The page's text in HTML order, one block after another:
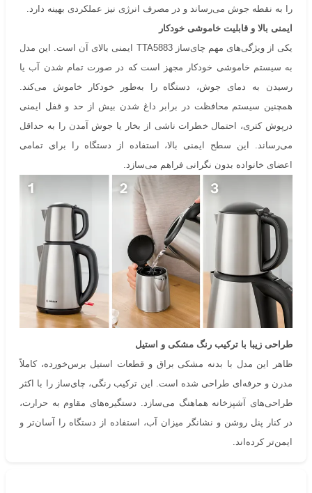
را به نقطه جوش می‌رساند و در مصرف انرژی نیز عملکردی بهینه دارد.
ایمنی بالا و قابلیت خاموشی خودکار
یکی از ویژگی‌های مهم چای‌ساز TTA5883 ایمنی بالای آن است. این مدل
به سیستم خاموشی خودکار مجهز است که در صورت تمام شدن آب یا
رسیدن به دمای جوش، دستگاه را به‌طور خودکار خاموش می‌کند.
همچنین سیستم محافظت در برابر داغ شدن بیش از حد و قفل ایمنی
درپوش کتری، احتمال خطرات ناشی از بخار یا جوش آمدن را به حداقل
می‌رساند. این سطح ایمنی بالا، استفاده از دستگاه را برای تمامی
اعضای خانواده بدون نگرانی فراهم می‌سازد.
طراحی زیبا با ترکیب رنگ مشکی و استیل
ظاهر این مدل با بدنه مشکی براق و قطعات استیل برس‌خورده، کاملاً
مدرن و حرفه‌ای طراحی شده است. این ترکیب رنگی، چای‌ساز را با اکثر
طراحی‌های آشپزخانه هماهنگ می‌سازد. دستگیره‌های مقاوم به حرارت،
در کنار پنل روشن و نشانگر میزان آب، استفاده از دستگاه را آسان‌تر و
ایمن‌تر کرده‌اند.